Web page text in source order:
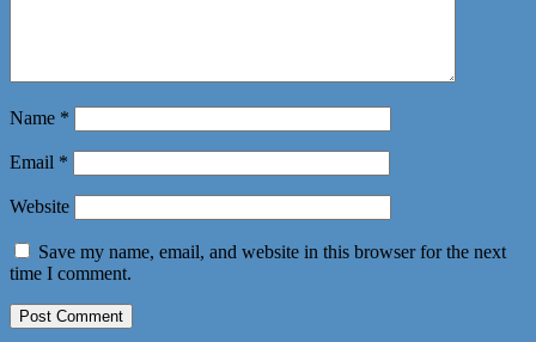
Name *
Email *
Website
Save my name, email, and website in this browser for the next
time I comment.